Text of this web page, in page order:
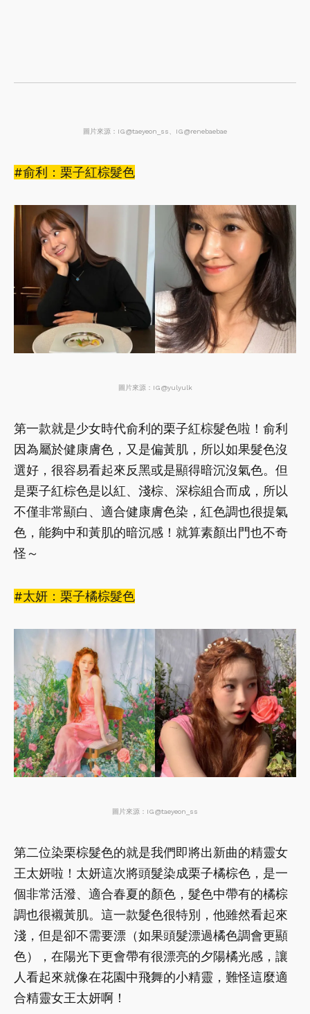
圖片來源：IG@taeyeon_ss、IG@renebaebae
#俞利：栗子紅棕髮色
圖片來源：IG@yulyulk
第一款就是少女時代俞利的栗子紅棕髮色啦！俞利
因為屬於健康膚色，又是偏黃肌，所以如果髮色沒
選好，很容易看起來反黑或是顯得暗沉沒氣色。但
是栗子紅棕色是以紅、淺棕、深棕組合而成，所以
不僅非常顯白、適合健康膚色染，紅色調也很提氣
色，能夠中和黃肌的暗沉感！就算素顏出門也不奇
怪～
#太妍：栗子橘棕髮色
圖片來源：IG@taeyeon_ss
第二位染栗棕髮色的就是我們即將出新曲的精靈女
王太妍啦！太妍這次將頭髮染成栗子橘棕色，是一
個非常活潑、適合春夏的顏色，髮色中帶有的橘棕
調也很襯黃肌。這一款髮色很特別，他雖然看起來
淺，但是卻不需要漂（如果頭髮漂過橘色調會更顯
色），在陽光下更會帶有很漂亮的夕陽橘光感，讓
人看起來就像在花園中飛舞的小精靈，難怪這麼適
合精靈女王太妍啊！